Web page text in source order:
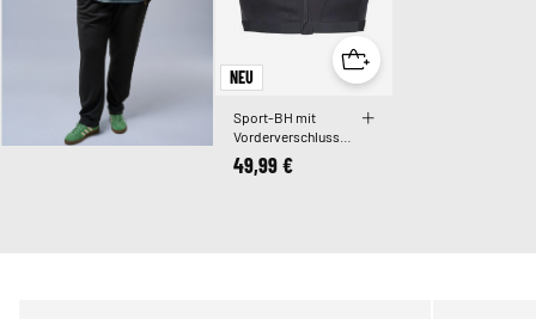
NEU
Sport-BH mit
Vorderverschluss
und hohem Halt
49,99 €